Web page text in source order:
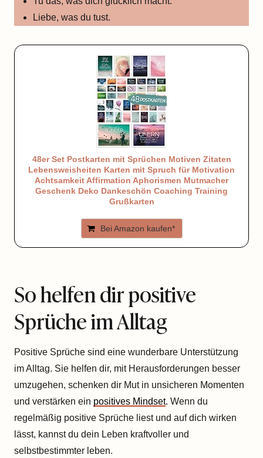
Liebe, was du tust.
48er Set Postkarten mit Sprüchen Motiven Zitaten
Lebensweisheiten Karten mit Spruch für Motivation
Achtsamkeit Affirmation Aphorismen Mutmacher
Geschenk Deko Dankeschön Coaching Training
Grußkarten
Bei Amazon kaufen*
So helfen dir positive
Sprüche im Alltag
Positive Sprüche sind eine wunderbare Unterstützung
im Alltag. Sie helfen dir, mit Herausforderungen besser
umzugehen, schenken dir Mut in unsicheren Momenten
und verstärken ein positives Mindset. Wenn du
regelmäßig positive Sprüche liest und auf dich wirken
lässt, kannst du dein Leben kraftvoller und
selbstbestimmter leben.